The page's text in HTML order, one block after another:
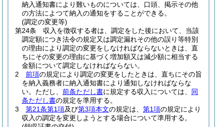
納入通知書により難いものについては、口頭、掲示その他
の方法によつて納入の通知をすることができる。
(調定の変更等)
第24条
収入を徴収する者は、調定をした後において、当該
調定額につき法令の規定又は調定漏れその他の誤り等特別
の理由により調定の変更をしなければならないときは、直
ちにその変更の理由に基づく増加額又は減少額に相当する
金額について調定しなければならない。
2
前項の規定により調定の変更をしたときは、直ちにその旨
を納入義務者に納入通知書により通知しなければならな
い。 ただし、 前条ただし書に規定する収入については、 同
条ただし書の規定を準用する。
3
第21条第1項及び第3項本文の規定は、 第1項の規定により
収入の調定を変更しようとする場合について準用する。